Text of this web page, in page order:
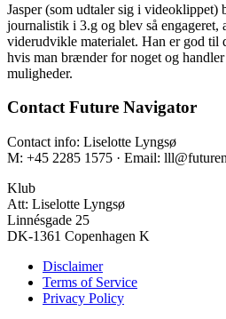
Jasper (som udtaler sig i
journalistik i 3.g og blev så engageret,
viderudvikle materialet. Han er god til
hvis man brænder for noget og handler
muligheder.
Contact Future Navigator
Contact info: Liselotte Lyngsø
M: +45 2285 1575 · Email:
Klub
Att: Liselotte Lyngsø
Linnésgade 25
DK-1361 Copenhagen K
Disclaimer
Terms of Service
Privacy Policy